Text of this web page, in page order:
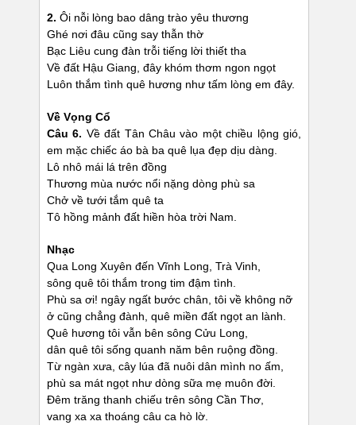
2. Ôi nỗi lòng bao dâng trào yêu thương
Ghé nơi đâu cũng say thẫn thờ
Bạc Liêu cung đàn trỗi tiếng lời thiết tha
Về đất Hậu Giang, đây khóm thơm ngon ngọt
Luôn thắm tình quê hương như tấm lòng em đây.
Về Vọng Cổ
Câu 6. Về đất Tân Châu vào một chiều lộng gió,
em mặc chiếc áo bà ba quê lụa đẹp dịu dàng.
Lô nhô mái lá trên đồng
Thương mùa nước nổi nặng dòng phù sa
Chở về tưới tắm quê ta
Tô hồng mảnh đất hiền hòa trời Nam.
Nhạc
Qua Long Xuyên đến Vĩnh Long, Trà Vinh,
sông quê tôi thắm trong tim đậm tình.
Phù sa ơi! ngây ngất bước chân, tôi về không nỡ
ở cũng chẳng đành, quê miền đất ngọt an lành.
Quê hương tôi vẫn bên sông Cửu Long,
dân quê tôi sống quanh năm bên ruộng đồng.
Từ ngàn xưa, cây lúa đã nuôi dân mình no ấm,
phù sa mát ngọt như dòng sữa mẹ muôn đời.
Đêm trăng thanh chiếu trên sông Cần Thơ,
vang xa xa thoáng câu ca hò lờ.